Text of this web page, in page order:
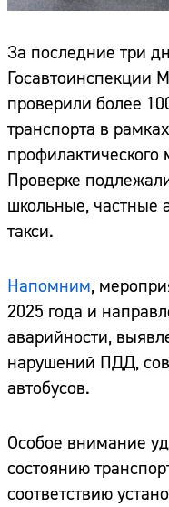
За последние три
Госавтоинспекции
проверили более
транспорта в
профилактического
Проверке
школьные, частные
такси.
Напомним,
2025 года и
аварийности,
нарушений ПДД,
автобусов.
Особое внимание
состоянию
соответствию